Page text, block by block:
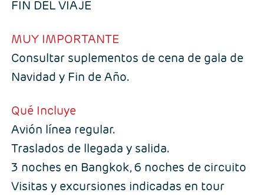
FIN DEL VIAJE
MUY IMPORTANTE
Consultar suplementos de cena de gala de
Navidad y Fin de Año.
Qué Incluye
Avión línea regular.
Traslados de llegada y salida.
3 noches en Bangkok, 6 noches de circuito
Visitas y excursiones indicadas en tour